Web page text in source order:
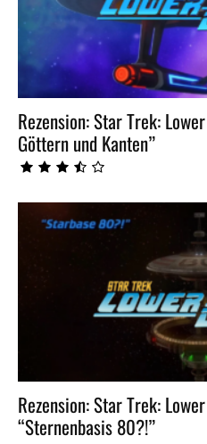
Rezension: Star Trek:
Göttern und Kanten”
Rezension: Star Trek:
“Sternenbasis 80?!”